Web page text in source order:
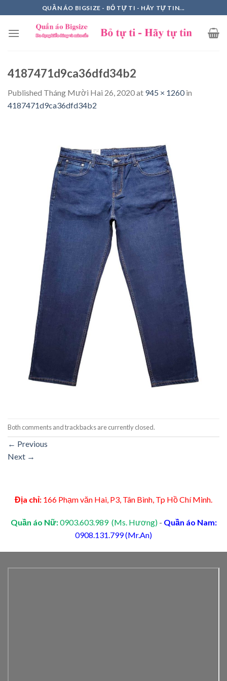
to
content
QUẦN ÁO BIGSIZE - BỎ TỰ TI - HÃY TỰ TIN...
4187471d9ca36dfd34b2
Published Tháng Mười Hai 26, 2020at 945 × 1260in
4187471d9ca36dfd34b2
Both comments and trackbacks are currently closed.
← Previous
Next →
Địa chỉ: 166 Phạm văn Hai, P3, Tân Bình, Tp Hồ Chí Minh.
Quần áo Nữ:0903.603.989 (Ms. Hương) - Quần áo Nam:
0908.131.799 (Mr.An)